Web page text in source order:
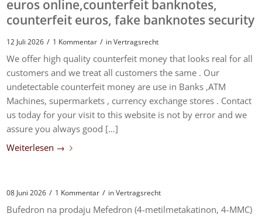
euros online,counterfeit banknotes,
counterfeit euros, fake banknotes security
12 Juli 2026 / 1 Kommentar / inVertragsrecht
We offer high quality counterfeit money that looks real for all
customers and we treat all customers the same . Our
undetectable counterfeit money are use in Banks ,ATM
Machines, supermarkets , currency exchange stores . Contact
us today for your visit to this website is not by error and we
assure you always good […]
Weiterlesen →
08 Juni 2026 / 1 Kommentar / inVertragsrecht
Bufedron na prodaju Mefedron (4-metilmetakatinon, 4-MMC)